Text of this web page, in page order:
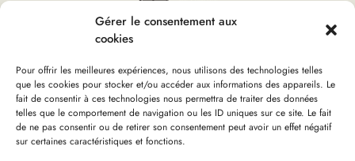
Gérer le consentement aux
cookies
Pour offrir les meilleures expériences, nous utilisons des technologies telles
que les cookies pour stocker et/ou accéder aux informations des appareils. Le
fait de consentir à ces technologies nous permettra de traiter des données
telles que le comportement de navigation ou les ID uniques sur ce site. Le fait
de ne pas consentir ou de retirer son consentement peut avoir un effet négatif
sur certaines caractéristiques et fonctions.
Vous êtes ici : Accueil»Temple de l’EPUdF Orléans